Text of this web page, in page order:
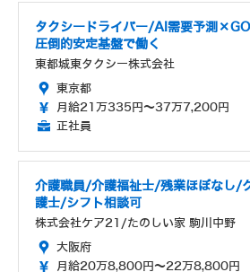
タクシードライバー/AI需要予測
圧倒的安定基盤で働く
東都城東タクシー株式会社
東京都
月給21万335円～37万7,200円
正社員
介護職員/介護福祉士/残業ほぼなし/
護士/シフト相談可
株式会社ケア21/たのしい家 駒川中野
大阪府
月給20万8,800円～22万8,800円